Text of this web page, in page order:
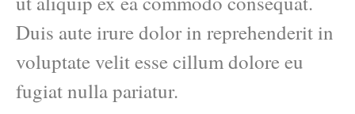
Duis aute irure dolor in reprehenderit in
voluptate velit esse cillum dolore eu
fugiat nulla pariatur.